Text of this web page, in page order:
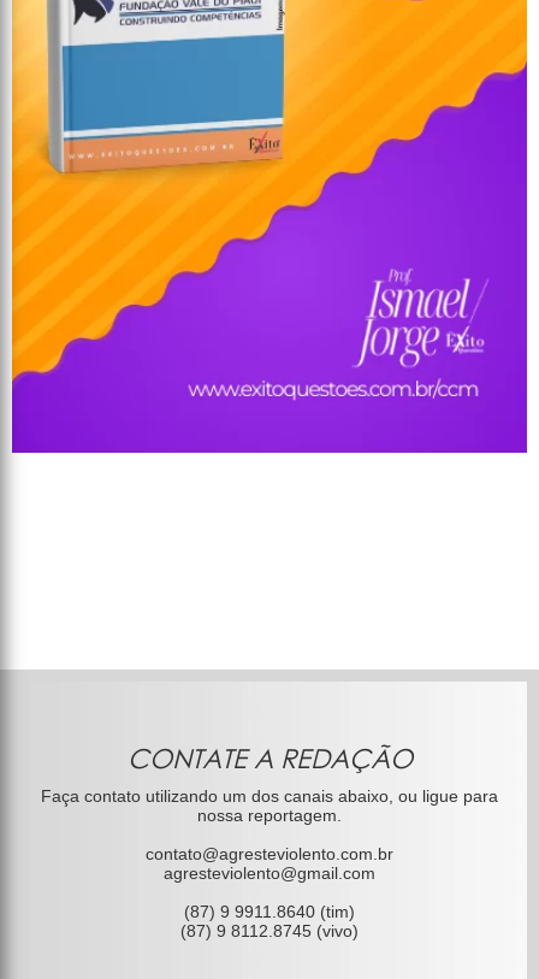
CONTATE A REDAÇÃO
Faça contato utilizando um dos canais abaixo, ou ligue para
nossa reportagem.
contato@agresteviolento.com.br
agresteviolento@gmail.com
(87) 9 9911.8640 (tim)
(87) 9 8112.8745 (vivo)